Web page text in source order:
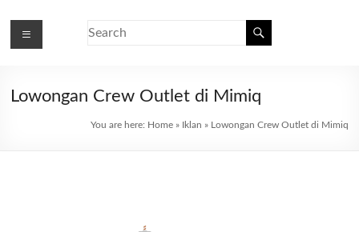
Lowongan Crew Outlet di Mimiq
You are here: Home» Iklan » Lowongan Crew Outlet di Mimiq